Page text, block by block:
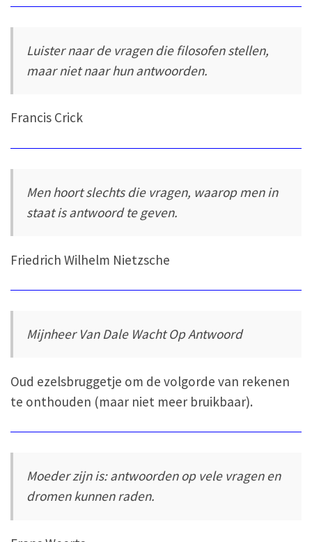
Luister naar de vragen die filosofen stellen,
maar niet naar hun antwoorden.
Francis Crick
Men hoort slechts die vragen, waarop men in
staat is antwoord te geven.
Friedrich Wilhelm Nietzsche
Mijnheer Van Dale Wacht Op Antwoord
Oud ezelsbruggetje om de volgorde van rekenen
te onthouden (maar niet meer bruikbaar).
Moeder zijn is: antwoorden op vele vragen en
dromen kunnen raden.